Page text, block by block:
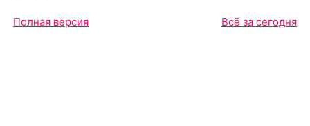
Полная версия Всё за сегодня